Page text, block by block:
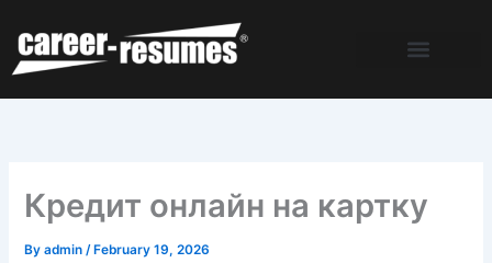
content
Кредит онлайн на картку
Byadmin/ February 19, 2026